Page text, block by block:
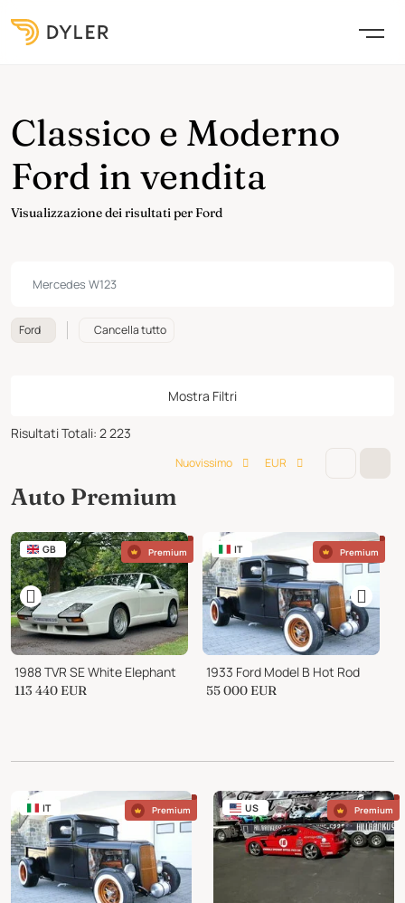
Classico e Moderno
Ford in vendita
Visualizzazione dei risultati per Ford
Ford Cancella tutto
Mostra Filtri
Risultati Totali: 2 223
Nuovissimo EUR
Auto Premium
GB Premium
1988 TVR SE White Elephant
113 440 EUR
IT Premium
1933 Ford Model B Hot Rod
55 000 EUR
IT Premium US Premium